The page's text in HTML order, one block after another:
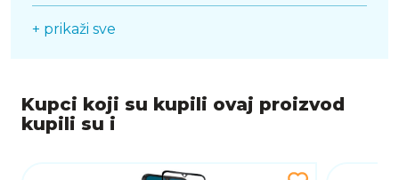
Ove slušalice predstavljaju savršen spoj
+ prikaži sve
Kupci koji su kupili ovaj proizvod
kupili su i